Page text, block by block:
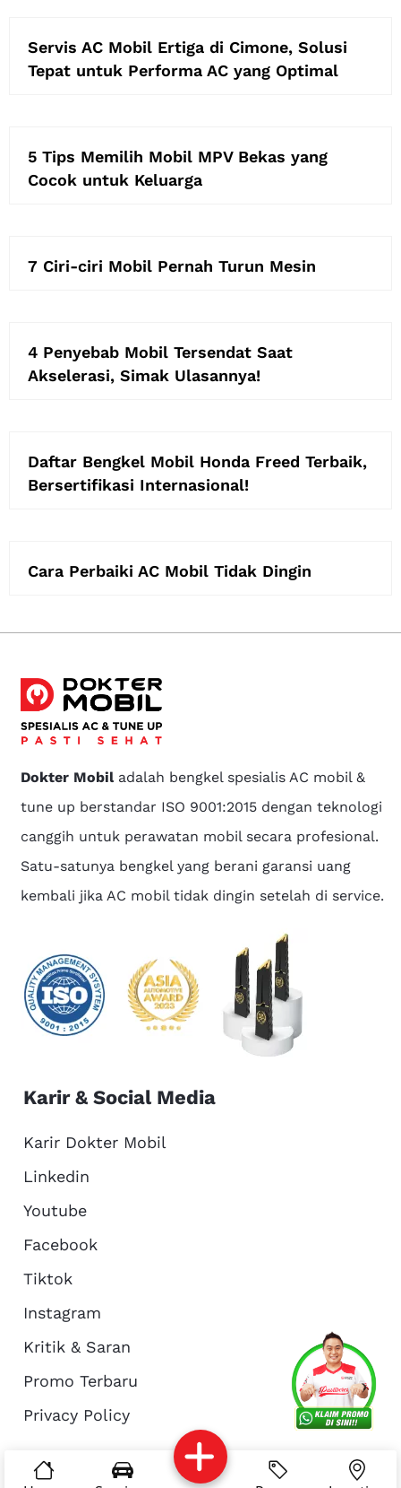
About Us
Reservasi Article
Servis AC Mobil Ertiga di Cimone, Solusi
Tepat untuk Performa AC yang Optimal
5 Tips Memilih Mobil MPV Bekas yang
Cocok untuk Keluarga
7 Ciri-ciri Mobil Pernah Turun Mesin
4 Penyebab Mobil Tersendat Saat
Akselerasi, Simak Ulasannya!
Daftar Bengkel Mobil Honda Freed Terbaik,
Bersertifikasi Internasional!
Cara Perbaiki AC Mobil Tidak Dingin
Dokter Mobiladalah bengkel spesialis AC mobil &
tune up berstandar ISO 9001:2015 dengan teknologi
canggih untuk perawatan mobil secara profesional.
Satu-satunya bengkel yang berani garansi uang
kembali jika AC mobil tidak dingin setelah di service.
Karir & Social Media
Karir Dokter Mobil
Linkedin
Youtube
Facebook
Tiktok
Instagram
Kritik & Saran
Promo Terbaru
Privacy Policy
© Copyright 2026 - Dokter Mobil Indonesia